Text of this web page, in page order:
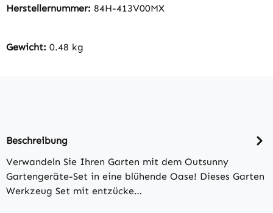
Herstellernummer: 84H-413V00MX
Gewicht: 0.48 kg
Beschreibung
Verwandeln Sie Ihren Garten mit dem Outsunny
Gartengeräte-Set in eine blühende Oase! Dieses Garten
Werkzeug Set mit entzücke…